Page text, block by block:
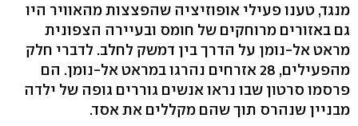
מנגד, טענו פעילי אופוזיציה שהפצצות מהאוויר היו
גם באזורים מרוחקים של חומס ובעיירה הצפונית
מראט אל-נומן על הדרך בין דמשק לחלב. לדברי חלק
מהפעילים, 28 אזרחים נהרגו במראט אל-נומן. הם
פרסמו סרטון שבו נראו אנשים גוררים גופה של ילדה
מבניין שנהרס תוך שהם מקללים את אסד.